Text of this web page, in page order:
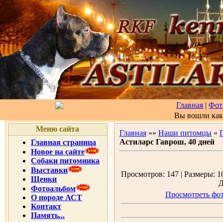
Главная |
Вы вошли
Меню сайта
Главная страница
Новое на сайте
Собаки питомника
Выставки
Щенки
Фотоальбом
О породе АСТ
Контакт
Память...
Главная »» Наши питомцы »
Астиларс Гаврош, 40 дней
Просмотров: 147 | Размеры:
Просмотреть